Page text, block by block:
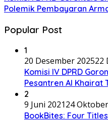
Polemik Pembayaran
Popular Post
1
20 Desember 202522
Komisi IV DPRD
Pesantren Al Khairat
2
9 Juni 202124
BookBites: Four